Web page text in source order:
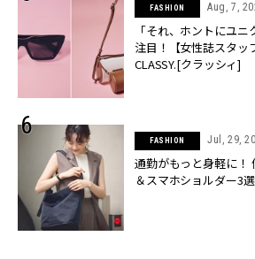
FASHION Aug, 7,
「それ、ホントにユ
注目！【女性誌スタッ
CLASSY.[クラッシィ]
FASHION Jul, 29,
通勤がもっと身軽に！
＆スマホショルダー3